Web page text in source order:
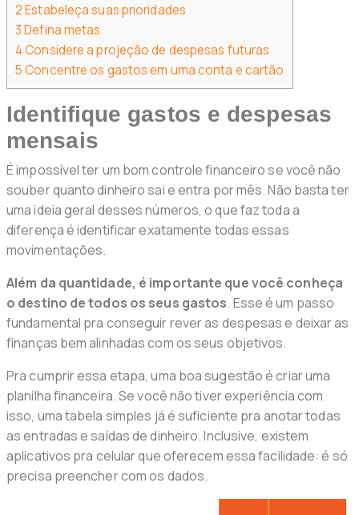
2Estabeleça suas prioridades
3Defina metas
4Considere a projeção de despesas futuras
5Concentre os gastos em uma conta e cartão
Identifique gastos e despesas
mensais
É impossível ter um bom controle financeiro se você não
souber quanto dinheiro sai e entra por mês. Não basta ter
uma ideia geral desses números, o que faz toda a
diferença é identificar exatamente todas essas
movimentações.
Além da quantidade, é importante que você conheça
o destino de todos os seus gastos. Esse é um passo
fundamental pra conseguir rever as despesas e deixar as
finanças bem alinhadas com os seus objetivos.
Pra cumprir essa etapa, uma boa sugestão é criar uma
planilha financeira. Se você não tiver experiência com
isso, uma tabela simples já é suficiente pra anotar todas
as entradas e saídas de dinheiro. Inclusive, existem
aplicativos pra celular que oferecem essa facilidade: é só
precisa preencher com os dados.